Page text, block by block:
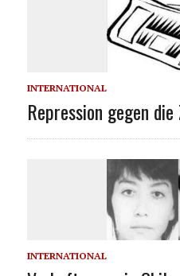
INTERNATIONAL
Repression gegen
INTERNATIONAL